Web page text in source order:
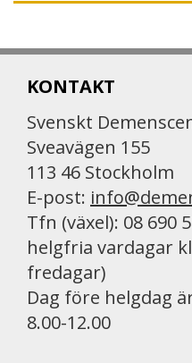
KONTAKT
Svenskt
Sveavägen 155
113 46 Stockholm
E-post:
Tfn (växel): 08 690
helgfria vardagar
fredagar)
Dag före helgdag
8.00-12.00